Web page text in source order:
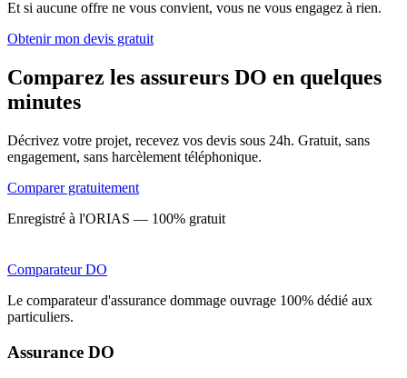
Et si aucune offre ne vous convient, vous ne vous engagez à rien.
Obtenir mon devis gratuit
Comparez les assureurs DO en quelques
minutes
Décrivez votre projet, recevez vos devis sous 24h. Gratuit, sans
engagement, sans harcèlement téléphonique.
Comparer gratuitement
Enregistré à l'ORIAS — 100% gratuit
ComparateurDO
Le comparateur d'assurance dommage ouvrage 100% dédié aux
particuliers.
Assurance DO